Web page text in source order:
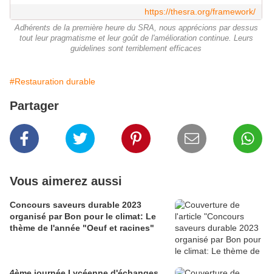
https://thesra.org/framework/
Adhérents de la première heure du SRA, nous apprécions par dessus
tout leur pragmatisme et leur goût de l'amélioration continue. Leurs
guidelines sont terriblement efficaces
#Restauration durable
Partager
Vous aimerez aussi
Concours saveurs durable 2023
organisé par Bon pour le climat: Le
thème de l'année "Oeuf et racines"